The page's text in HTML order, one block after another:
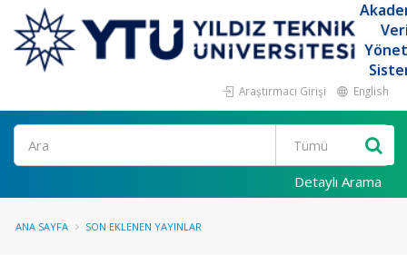
Araştırmacı Girişi English
Ara
Detaylı Arama
ANA SAYFA SON EKLENEN YAYINLAR